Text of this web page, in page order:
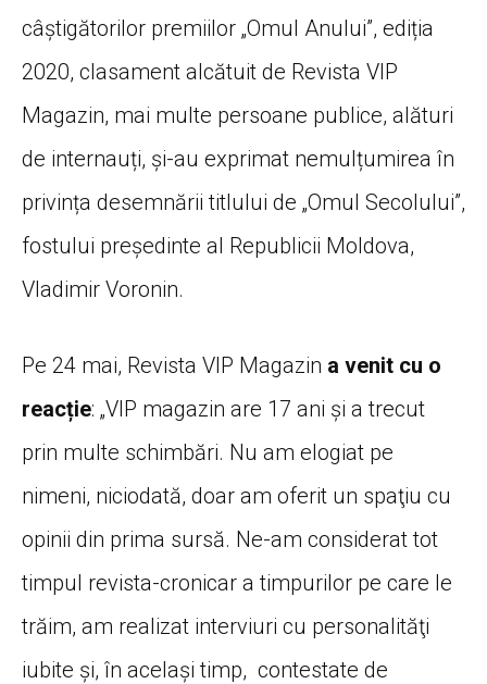
câștigătorilor premiilor „Omul Anului”, ediția
2020, clasament alcătuit de Revista VIP
Magazin, mai multe persoane publice, alături
de internauți, și-au exprimat nemulțumirea în
privința desemnării titlului de „Omul Secolului”,
fostului președinte al Republicii Moldova,
Vladimir Voronin.
Pe 24 mai, Revista VIP Magazin a venit cu o
reacție: „VIP magazin are 17 ani şi a trecut
prin multe schimbări. Nu am elogiat pe
nimeni, niciodată, doar am oferit un spaţiu cu
opinii din prima sursă. Ne-am considerat tot
timpul revista-cronicar a timpurilor pe care le
trăim, am realizat interviuri cu personalităţi
iubite şi, în acelaşi timp, contestate de